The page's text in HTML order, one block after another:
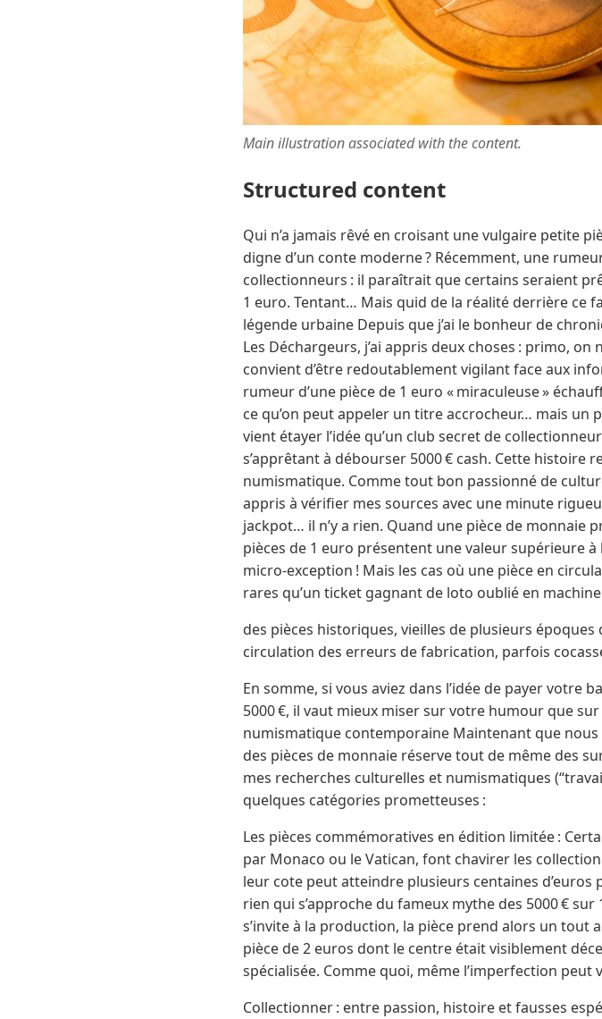
Main illustration associated with the content.
Structured content
Qui n’a jamais rêvé en croisant une vulgaire petite
digne d’un conte moderne ? Récemment, une
collectionneurs : il paraîtrait que certains seraient
1 euro. Tentant… Mais quid de la réalité derrière ce
légende urbaine Depuis que j’ai le bonheur de
Les Déchargeurs, j’ai appris deux choses : primo,
convient d’être redoutablement vigilant face aux
rumeur d’une pièce de 1 euro « miraculeuse »
ce qu’on peut appeler un titre accrocheur… mais
vient étayer l’idée qu’un club secret de
s’apprêtant à débourser 5000 € cash. Cette histoire
numismatique. Comme tout bon passionné de
appris à vérifier mes sources avec une minute
jackpot… il n’y a rien. Quand une pièce de monnaie
pièces de 1 euro présentent une valeur supérieure
micro-exception ! Mais les cas où une pièce en
rares qu’un ticket gagnant de loto oublié en
des pièces historiques, vieilles de plusieurs époques
circulation des erreurs de fabrication, parfois
En somme, si vous aviez dans l’idée de payer votre
5000 €, il vaut mieux miser sur votre humour que
numismatique contemporaine Maintenant que
des pièces de monnaie réserve tout de même des
mes recherches culturelles et numismatiques
quelques catégories prometteuses :
Les pièces commémoratives en édition limitée :
par Monaco ou le Vatican, font chavirer les
leur cote peut atteindre plusieurs centaines
rien qui s’approche du fameux mythe des 5000 €
s’invite à la production, la pièce prend alors un tout
pièce de 2 euros dont le centre était visiblement
spécialisée. Comme quoi, même l’imperfection peut
Collectionner : entre passion, histoire et fausses